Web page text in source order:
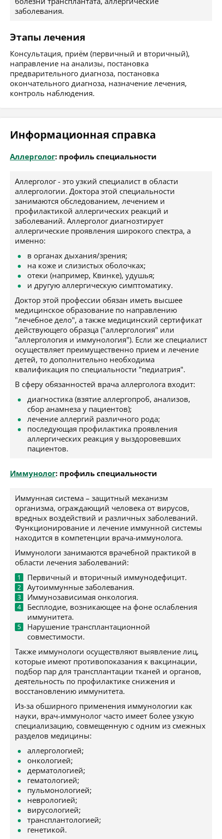
заболевания.
Этапы лечения
Консультация, приём (первичный и вторичный),
направление на анализы, постановка
предварительного диагноза, постановка
окончательного диагноза, назначение лечения,
контроль наблюдения.
Информационная справка
Аллерголог: профиль специальности
Аллерголог - это узкий специалист в области
аллергологии. Доктора этой специальности
занимаются обследованием, лечением и
профилактикой аллергических реакций и
заболеваний. Аллерголог диагнозтирует
аллергические проявления широкого спектра, а
именно:
в органах дыхания/зрения;
на коже и слизистых оболочках;
отеки (например, Квинке), удушья;
и другую аллергическую симптоматику.
Доктор этой профессии обязан иметь высшее
медицинское образование по направлению
"лечебное дело", а также медицинский сертификат
действующего образца ("аллергология" или
"аллергология и иммунология"). Если же специалист
осуществляет преимущественно прием и лечение
детей, то дополнительно необходима
квалификация по специальности "педиатрия".
В сферу обязанностей врача аллерголога входит:
диагностика (взятие аллергопроб, анализов,
сбор анамнеза у пациентов);
лечение аллергий различного рода;
последующая профилактика проявления
аллергических реакция у выздоровевших
пациентов.
Иммунолог: профиль специальности
Иммунная система – защитный механизм
организма, ограждающий человека от вирусов,
вредных воздействий и различных заболеваний.
Функционирование и лечение иммунной системы
находится в компетенции врача-иммунолога.
Иммунологи занимаются врачебной практикой в
области лечения заболеваний:
Первичный и вторичный иммунодефицит.
Аутоиммунные заболевания.
Иммунозависимая онкология.
Бесплодие, возникающее на фоне ослабления
иммунитета.
Нарушение трансплантационной
совместимости.
Также иммунологи осуществляют выявление лиц,
которые имеют противопоказания к вакцинации,
подбор пар для трансплантации тканей и органов,
деятельность по профилактике снижения и
восстановлению иммунитета.
Из-за обширного применения иммунологии как
науки, врач-иммунолог часто имеет более узкую
специализацию, совмещенную с одним из смежных
разделов медицины:
аллергологией;
онкологией;
дерматологией;
гематологией;
пульмонологией;
неврологией;
вирусологией;
трансплантологией;
генетикой.